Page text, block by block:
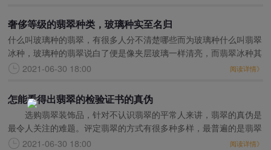
奢侈等级的翡翠种类，玻璃种实至名归
什么叫玻璃种的翡翠，有很多人分不清楚哪些而为玻璃种什么叫翡翠
冰种，玻璃种的翡翠说白了便是像夹层玻璃一样清亮，而翡翠冰种其
清晰度就沒有玻璃种那么好啦。玻璃种的翡翠材质十分的纯粹，细
2021-06-30 18:00 阅读详情》
怎能看得出翡翠的检验证书的真伪
选购翡翠装饰品，针对不认识翡翠的平常人来讲，翡翠的真伪是
最令人关注的难题。评定翡翠的方式有很多种多样，最普遍的是翡翠
检验证书或是是技术专业的翡翠工作人员，翡翠的技术专业工作人员
2021-06-30 18:00 阅读详情》